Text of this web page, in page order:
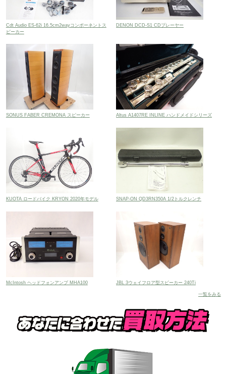
静岡本部・静岡店
愛知本部・名古屋店
三重本部・四日市店
岡山店
松山店
高知店
北九州門司店
福岡南店
北九州若松店
熊本店
鹿児島店
Cdt Audio ES-62i 16.5cm2wayコンポーネントス
ピーカー
DENON DCD-S1 CDプレーヤー
SONUS FABER CREMONA スピーカー Altus A1407RE INLINE ハンドメイドシリーズ
KUOTA ロードバイク KRYON 2020年モデル SNAP-ON QD3RN350A 1/2トルクレンチ
McIntosh ヘッドフォンアンプ MHA100 JBL 3ウェイフロア型スピーカー 240Ti
一覧をみる